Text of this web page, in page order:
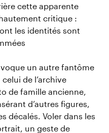
cette apparente
critique :
les identités sont
un autre fantôme
de l’archive
de famille ancienne,
d’autres figures,
décalés. Voler dans les
un geste de